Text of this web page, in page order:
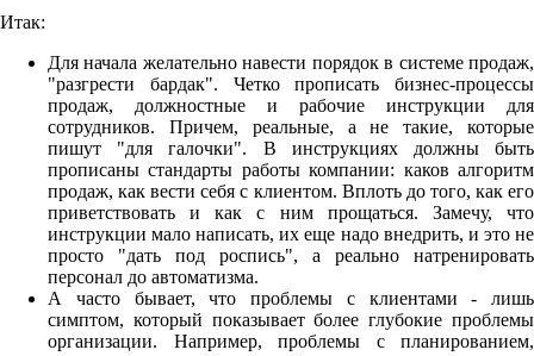
Итак:
Для начала желательно навести порядок в системе продаж,
"разгрести бардак". Четко прописать бизнес-процессы
продаж, должностные и рабочие инструкции для
сотрудников. Причем, реальные, а не такие, которые
пишут "для галочки". В инструкциях должны быть
прописаны стандарты работы компании: каков алгоритм
продаж, как вести себя с клиентом. Вплоть до того, как его
приветствовать и как с ним прощаться. Замечу, что
инструкции мало написать, их еще надо внедрить, и это не
просто "дать под роспись", а реально натренировать
персонал до автоматизма.
А часто бывает, что проблемы с клиентами - лишь
симптом, который показывает более глубокие проблемы
организации. Например, проблемы с планированием,